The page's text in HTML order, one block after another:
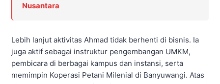
Nusantara
Lebih lanjut aktivitas Ahmad tidak berhenti di bisnis. Ia
juga aktif sebagai instruktur pengembangan UMKM,
pembicara di berbagai kampus dan instansi, serta
memimpin Koperasi Petani Milenial di Banyuwangi. Atas